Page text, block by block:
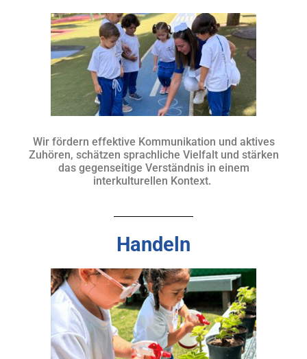
Wir fördern effektive Kommunikation und aktives
Zuhören, schätzen sprachliche Vielfalt und stärken
das gegenseitige Verständnis in einem
interkulturellen Kontext.
Handeln